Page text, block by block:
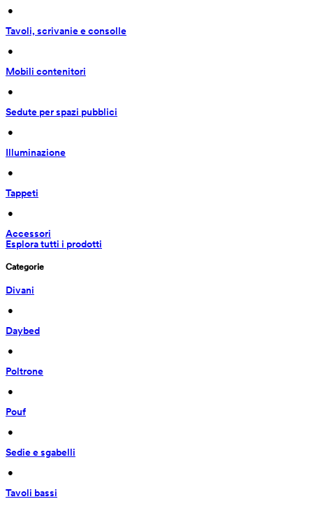
•
Tavoli, scrivanie e consolle
•
Mobili contenitori
•
Sedute per spazi pubblici
•
Illuminazione
•
Tappeti
•
Accessori
Esplora tutti i prodotti
Categorie
Divani
•
Daybed
•
Poltrone
•
Pouf
•
Sedie e sgabelli
•
Tavoli bassi